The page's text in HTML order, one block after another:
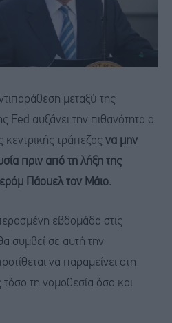
μεταξύ της
Fed αυξάνει την πιθανότητα ο
τράπεζας να μην
πριν από τη λήξη της
Πάουελ τον Μάιο.
εβδομάδα στις
συμβεί σε αυτή την
να παραμείνει στη
τη νομοθεσία όσο και